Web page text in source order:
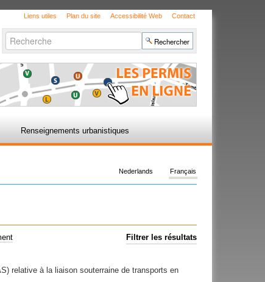
Liens utiles Plan du site Accessibilité Web Contact
Chercher par
avancée…
Renseignements urbanistiques
Français
Nederlands
Filtrer les résultats
relative à la liaison souterraine de transports en